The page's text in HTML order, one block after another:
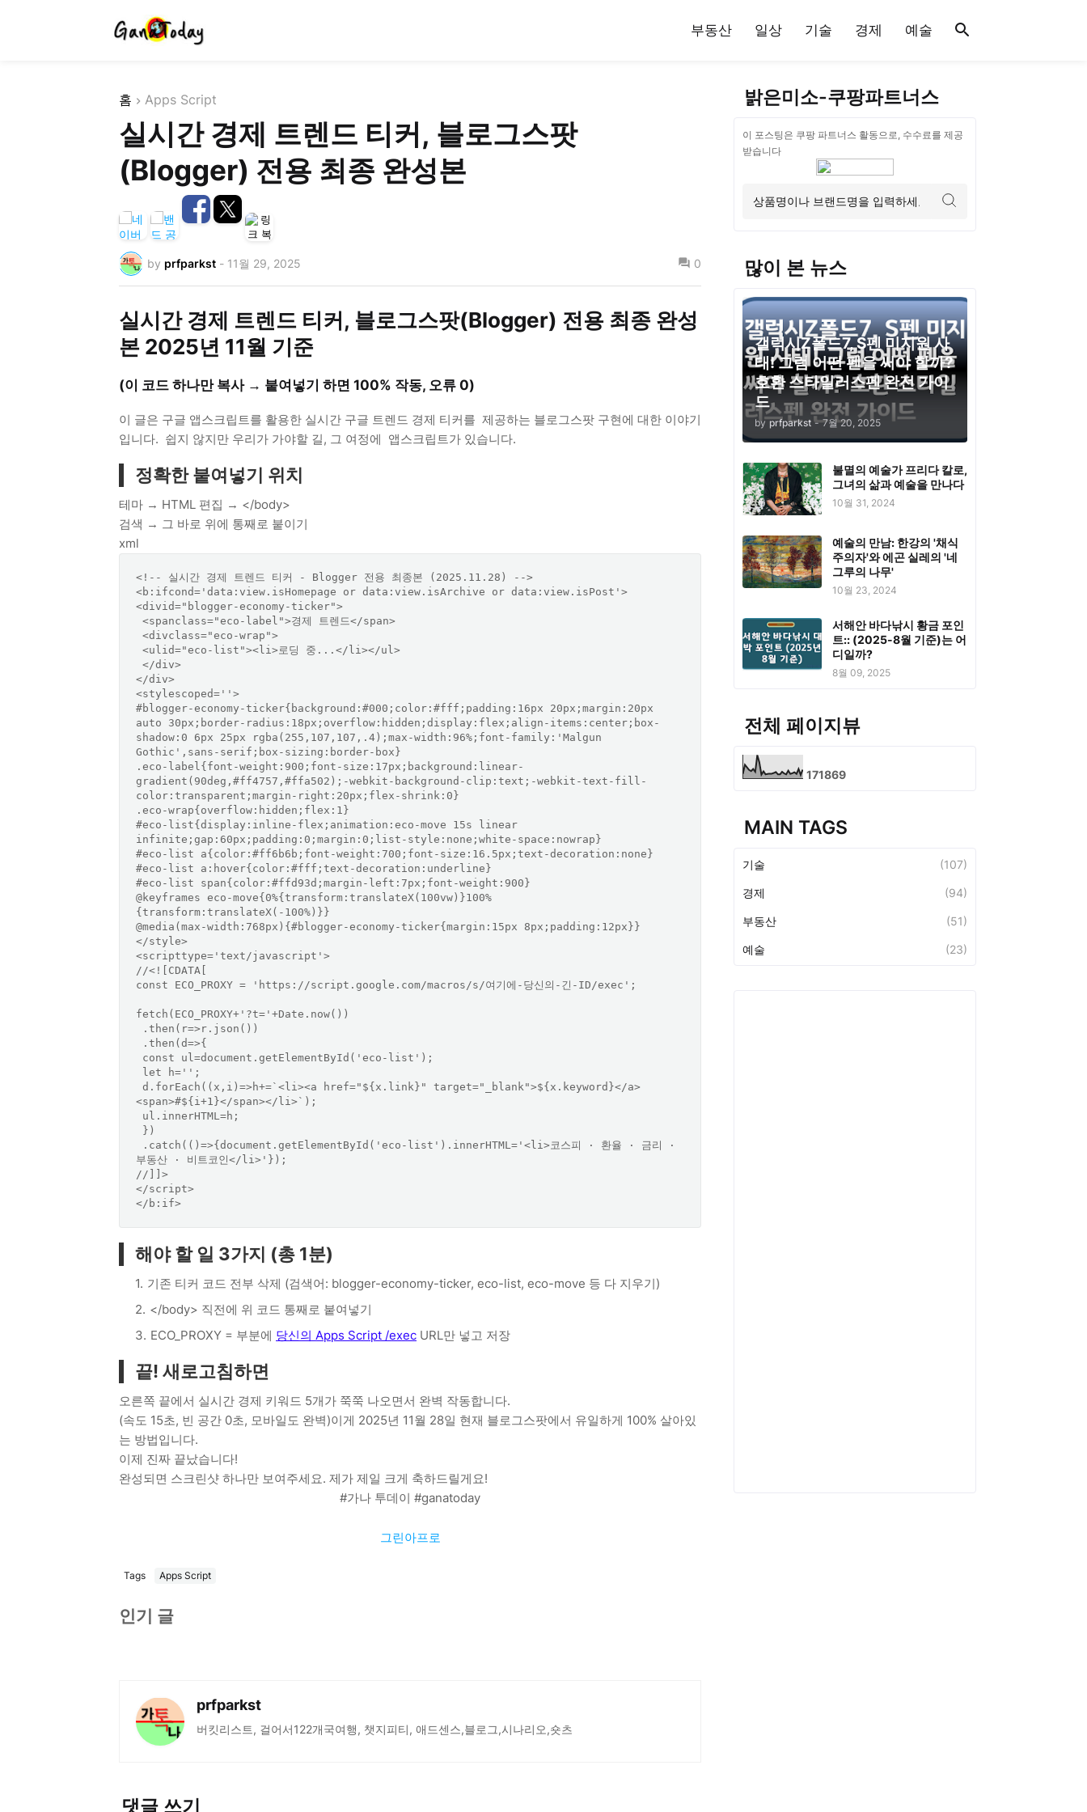
부동산 일상 기술 경제 예술
홈 Apps Script
실시간 경제 트렌드 티커, 블로그스팟
(Blogger) 전용 최종 완성본
by prfparkst - 11월 29, 2025 0
실시간 경제 트렌드 티커, 블로그스팟(Blogger) 전용 최종 완성
본 2025년 11월 기준
(이 코드 하나만 복사 → 붙여넣기 하면 100% 작동, 오류 0)
이 글은 구글 앱스크립트를 활용한 실시간 구글 트렌드 경제 티커를 제공하는 블로그스팟 구현에 대한 이야기
입니다. 쉽지 않지만 우리가 가야할 길, 그 여정에 앱스크립트가 있습니다.
정확한 붙여넣기 위치
테마 → HTML 편집 → </body>
검색 → 그 바로 위에 통째로 붙이기
xml
<!-- 실시간 경제 트렌드 티커 - Blogger 전용 최종본 (2025.11.28) -->
<b:ifcond='data:view.isHomepage or data:view.isArchive or data:view.isPost'>
<divid="blogger-economy-ticker">
</div>
<stylescoped=''>
#blogger-economy-ticker{background:#000;color:#fff;padding:16px 20px;margin:20px
auto 30px;border-radius:18px;overflow:hidden;display:flex;align-items:center;box-
shadow:0 6px 25px rgba(255,107,107,.4);max-width:96%;font-family:'Malgun
Gothic',sans-serif;box-sizing:border-box}
.eco-label{font-weight:900;font-size:17px;background:linear-
gradient(90deg,#ff4757,#ffa502);-webkit-background-clip:text;-webkit-text-fill-
color:transparent;margin-right:20px;flex-shrink:0}
.eco-wrap{overflow:hidden;flex:1}
#eco-list{display:inline-flex;animation:eco-move 15s linear
infinite;gap:60px;padding:0;margin:0;list-style:none;white-space:nowrap}
#eco-list a{color:#ff6b6b;font-weight:700;font-size:16.5px;text-decoration:none}
#eco-list a:hover{color:#fff;text-decoration:underline}
#eco-list span{color:#ffd93d;margin-left:7px;font-weight:900}
@keyframes eco-move{0%{transform:translateX(100vw)}100%
{transform:translateX(-100%)}}
@media(max-width:768px){#blogger-economy-ticker{margin:15px 8px;padding:12px}}
</style>
<scripttype='text/javascript'>
//<![CDATA[
const ECO_PROXY = 'https://script.google.com/macros/s/여기에-당신의-긴-ID/exec';
fetch(ECO_PROXY+'?t='+Date.now())
<span>#${i+1}</span></li>`);
부동산 · 비트코인</li>'});
//]]>
</script>
</b:if>
해야 할 일 3가지 (총 1분)
기존 티커 코드 전부 삭제 (검색어: blogger-economy-ticker, eco-list, eco-move 등 다 지우기)
</body> 직전에 위 코드 통째로 붙여넣기
ECO_PROXY = 부분에 당신의 Apps Script /exec URL만 넣고 저장
끝! 새로고침하면
오른쪽 끝에서 실시간 경제 키워드 5개가 쭉쭉 나오면서 완벽 작동합니다.
(속도 15초, 빈 공간 0초, 모바일도 완벽)이게 2025년 11월 28일 현재 블로그스팟에서 유일하게 100% 살아있
는 방법입니다.
이제 진짜 끝났습니다!
완성되면 스크린샷 하나만 보여주세요. 제가 제일 크게 축하드릴게요!
#가나 투데이 #ganatoday
그린아프로
Tags Apps Script
인기 글
prfparkst
버킷리스트, 걸어서122개국여행, 챗지피티, 애드센스,블로그,시나리오,숏츠
댓글 쓰기
밝은미소-쿠팡파트너스
이 포스팅은 쿠팡 파트너스 활동으로, 수수료를 제공
받습니다
많이 본 뉴스
갤럭시Z폴드7, S펜 미지원 사
태! 그럼 어떤 펜을 써야 할까?
호환 스타일러스펜 완전 가이
드
by prfparkst - 7월 20, 2025
불멸의 예술가 프리다 칼로,
그녀의 삶과 예술을 만나다
10월 31, 2024
예술의 만남: 한강의 '채식
주의자'와 에곤 실레의 '네
그루의 나무'
10월 23, 2024
서해안 바다낚시 황금 포인
트:: (2025-8월 기준)는 어
디일까?
8월 09, 2025
전체 페이지뷰
171869
MAIN TAGS
기술 (107)
경제 (94)
부동산 (51)
예술 (23)